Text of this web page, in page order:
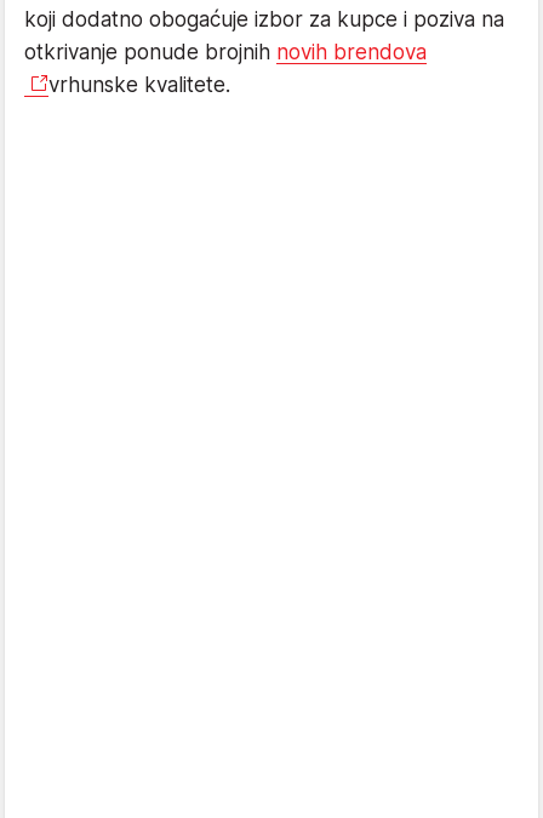
koji dodatno obogaćuje izbor za kupce i poziva na
otkrivanje ponude brojnih novih brendova
vrhunske kvalitete.